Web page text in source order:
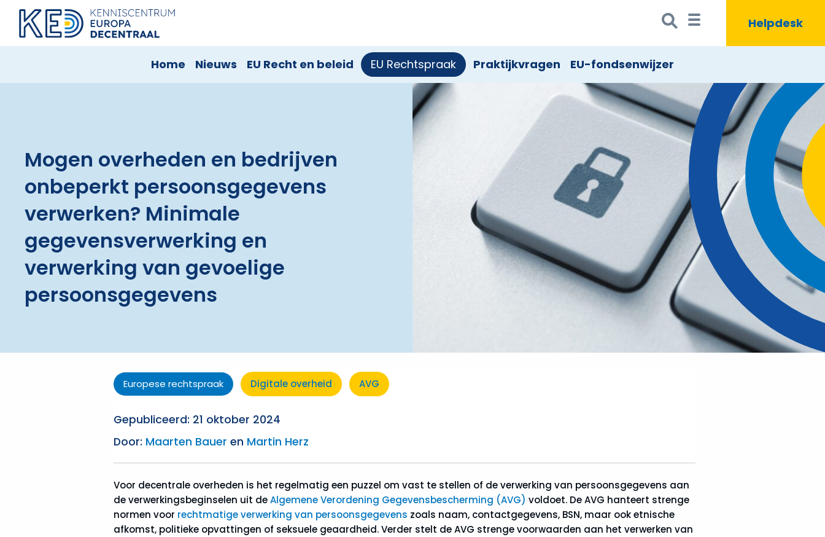
Zoeken
naar:
Zoekbutton Helpdesk
Home Nieuws EU Recht en beleid EU Rechtspraak Praktijkvragen EU-fondsenwijzer
Mogen overheden en bedrijven
onbeperkt persoonsgegevens
verwerken? Minimale
gegevensverwerking en
verwerking van gevoelige
persoonsgegevens
Europese rechtspraak Digitale overheid AVG
Gepubliceerd: 21 oktober 2024
Door: Maarten Bauer en Martin Herz
Voor decentrale overheden is het regelmatig een puzzel om vast te stellen of de verwerking van persoonsgegevens aan
de verwerkingsbeginselen uit deAlgemene Verordening Gegevensbescherming (AVG) voldoet. De AVG hanteert strenge
normen voor rechtmatige verwerking van persoonsgegevens zoals naam, contactgegevens, BSN, maar ook etnische
afkomst, politieke opvattingen of seksuele geaardheid. Verder stelt de AVG strenge voorwaarden aan het verwerken van